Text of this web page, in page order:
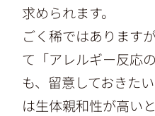
求められます。
ごく稀ではあります
て「アレルギー反応
も、留意しておきた
は生体親和性が高い